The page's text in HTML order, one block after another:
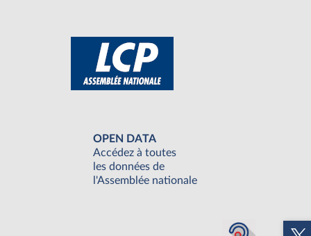
OPEN DATA
Accédez à toutes
les données de
l'Assemblée nationale